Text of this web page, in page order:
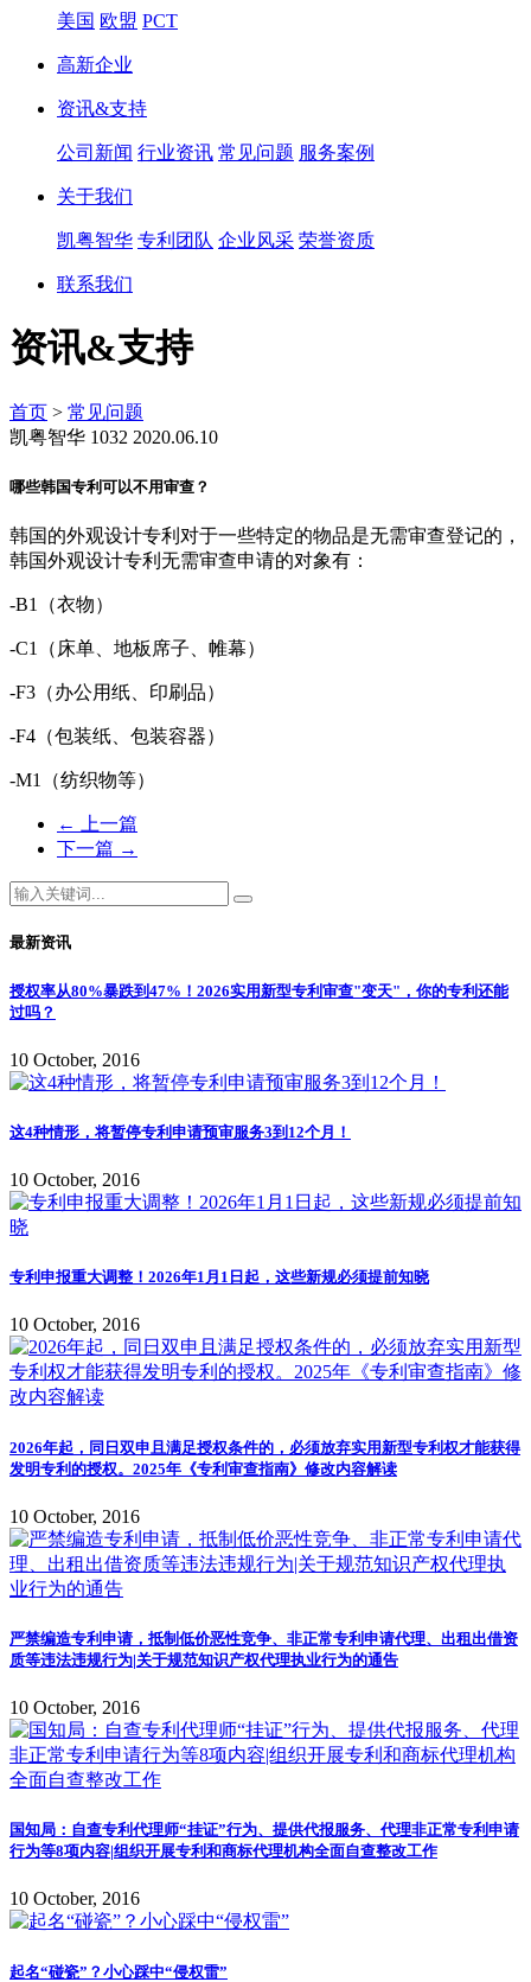
美国 欧盟 PCT
高新企业
资讯&支持
公司新闻 行业资讯 常见问题 服务案例
关于我们
凯粤智华 专利团队 企业风采 荣誉资质
联系我们
资讯&支持
首页 > 常见问题
凯粤智华 1032 2020.06.10
哪些韩国专利可以不用审查？
韩国的外观设计专利对于一些特定的物品是无需审查登记的，
韩国外观设计专利无需审查申请的对象有：
-B1（衣物）
-C1（床单、地板席子、帷幕）
-F3（办公用纸、印刷品）
-F4（包装纸、包装容器）
-M1（纺织物等）
←
上一篇
下一篇 →
最新资讯
授权率从80%暴跌到47%！2026实用新型专利审查"变天"，你的专利还能
过吗？
10 October, 2016
这4种情形，将暂停专利申请预审服务3到12个月！
10 October, 2016
专利申报重大调整！2026年1月1日起，这些新规必须提前知晓
10 October, 2016
2026年起，同日双申且满足授权条件的，必须放弃实用新型专利权才能获得
发明专利的授权。2025年《专利审查指南》修改内容解读
10 October, 2016
严禁编造专利申请，抵制低价恶性竞争、非正常专利申请代理、出租出借资
质等违法违规行为|关于规范知识产权代理执业行为的通告
10 October, 2016
国知局：自查专利代理师“挂证”行为、提供代报服务、代理非正常专利申请
行为等8项内容|组织开展专利和商标代理机构全面自查整改工作
10 October, 2016
起名“碰瓷”？小心踩中“侵权雷”